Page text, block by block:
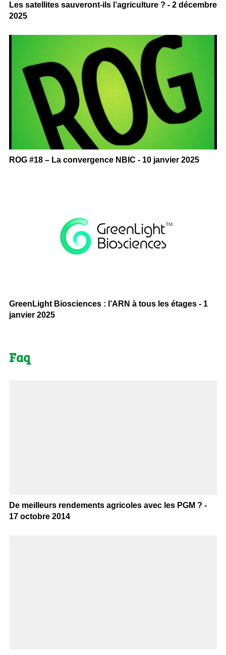
Les satellites sauveront-ils l’agriculture ? - 2 décembre
2025
ROG #18 – La convergence NBIC - 10 janvier 2025
GreenLight Biosciences : l’ARN à tous les étages - 1
janvier 2025
Faq
De meilleurs rendements agricoles avec les PGM ? -
17 octobre 2014